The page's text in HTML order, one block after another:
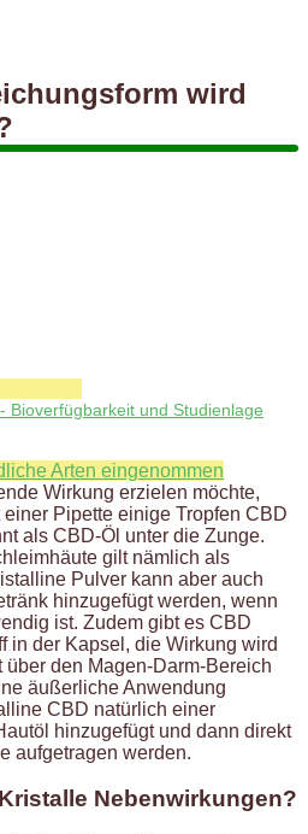
wird
Bioverfügbarkeit und Studienlage
Arten eingenommen
Wirkung erzielen möchte,
Pipette einige Tropfen CBD
als CBD-Öl unter die Zunge.
gilt nämlich als
Pulver kann aber auch
hinzugefügt werden, wenn
ist. Zudem gibt es CBD
in der Kapsel, die Wirkung wird
den Magen-Darm-Bereich
äußerliche Anwendung
CBD natürlich einer
hinzugefügt und dann direkt
aufgetragen werden.
Nebenwirkungen?